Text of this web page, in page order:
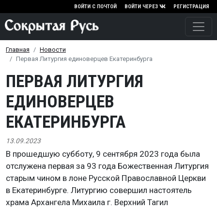
Перейти к основному
ВОЙТИ С ПОЧТОЙ ВОЙТИ ЧЕРЕЗ РЕГИСТРАЦИЯ
Главная
Новости
Первая Литургия единоверцев Екатеринбурга
ПЕРВАЯ ЛИТУРГИЯ
ЕДИНОВЕРЦЕВ
ЕКАТЕРИНБУРГА
13.09.2023
В прошедшую субботу, 9 сентября 2023 года была
отслужена первая за 93 года Божественная Литургия
старым чином в лоне Русской Православной Церкви
в Екатеринбурге. Литургию совершил настоятель
храма Архангела Михаила г. Верхний Тагил